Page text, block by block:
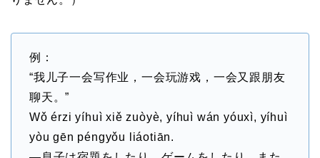
例：
“我儿子一会写作业，一会玩游戏，一会又跟朋友
聊天。”
Wǒ érzi yíhuì xiě zuòyè, yíhuì wán yóuxì, yíhuì
yòu gēn péngyǒu liáotiān.